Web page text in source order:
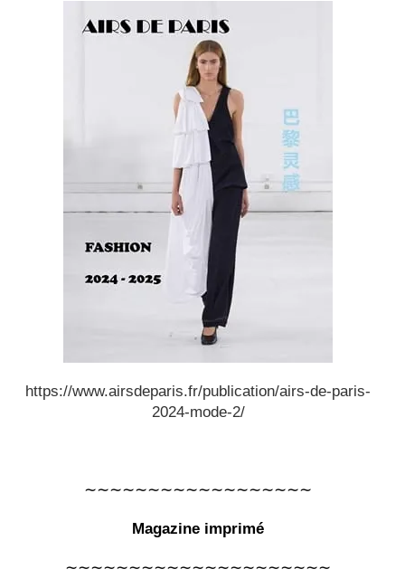
https://www.airsdeparis.fr/publication/airs-de-paris-
2024-mode-2/
∼∼∼∼∼∼∼∼∼∼∼∼∼∼∼∼∼∼
Magazine imprimé
∼∼∼∼∼∼∼∼∼∼∼∼∼∼∼∼∼∼∼∼∼